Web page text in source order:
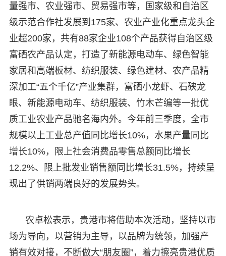
量强市、农业强市、贸易强市等，国家级和自治区
级示范合作社发展到175家、农业产业化重点龙头企
业超200家，共有88家企业108个产品获得自治区级
富硒农产品认定，打造了新能源电动车、绿色智能
家居和高端板材、纺织服装、绿色建材、农产品精
深加工“五个千亿”产业集群，富硒小龙虾、石硖龙
眼、新能源电动车、纺织服装、竹木芒编等一批优
质工业农业产品驰名海内外。今年前三季度，全市
规模以上工业总产值同比增长10%，水果产量同比
增长10%，限上社会消费品零售总额同比增长
12.2%、限上批发业销售额同比增长31.5%，持续呈
现出了供销两端良好的发展势头。
农卓松表示，贵港市将借助本次活动，坚持以市
场为导向，以营销为主导，以品牌为统领，加强产
销有效对接，不断做大“朋友圈”，着力擦亮贵港优质